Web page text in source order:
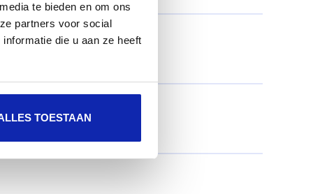
te bieden en om ons
partners voor social
die u aan ze heeft
TOESTAAN